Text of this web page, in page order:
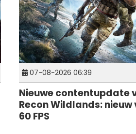
07-08-2026 06:39
Nieuwe contentupdate
Recon Wildlands: nieuw
60 FPS